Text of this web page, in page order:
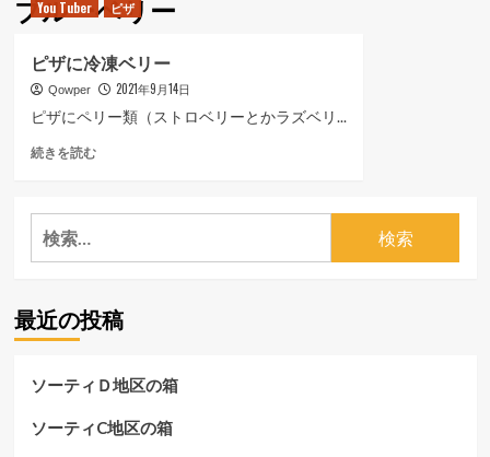
ュ
ブルーベリー
You Tuber ピザ
ピザに冷凍ベリー
Qowper 2021年9月14日
ピザにペリー類（ストロベリーとかラズベリ...
続きを読むピ
冷
に
つ
て
ら
検
索:
最近の投稿
ソーティＤ地区の箱
ソーティC地区の箱